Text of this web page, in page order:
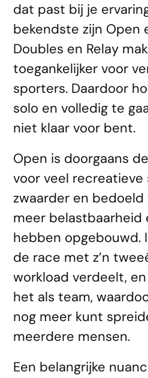
dat past bij je
bekendste zijn Open
Doubles en Relay
toegankelijker voor
sporters. Daardoor
solo en volledig te
niet klaar voor bent.
Open is doorgaans
voor veel recreatieve
zwaarder en
meer belastbaarheid
hebben opgebouwd.
de race met z’n
workload verdeelt,
het als team,
nog meer kunt
meerdere mensen.
Een belangrijke